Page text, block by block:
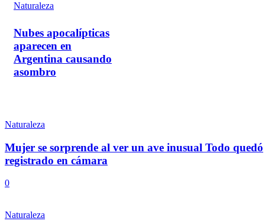
Naturaleza
Nubes apocalípticas
aparecen en
Argentina causando
asombro
Naturaleza
Mujer se sorprende al ver un ave inusual Todo quedó
registrado en cámara
0
Naturaleza